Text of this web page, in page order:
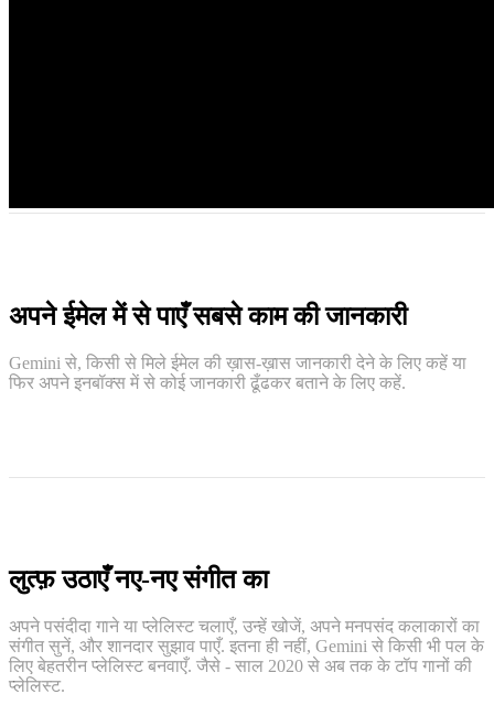
अपने ईमेल में से पाएँ सबसे काम की जानकारी
Gemini से, किसी से मिले ईमेल की ख़ास-ख़ास जानकारी देने के लिए कहें या
फिर अपने इनबॉक्स में से कोई जानकारी ढूँढकर बताने के लिए कहें.
लुत्फ़ उठाएँ नए-नए संगीत का
अपने पसंदीदा गाने या प्लेलिस्ट चलाएँ, उन्हें खोजें, अपने मनपसंद कलाकारों का
संगीत सुनें, और शानदार सुझाव पाएँ. इतना ही नहीं, Gemini से किसी भी पल के
लिए बेहतरीन प्लेलिस्ट बनवाएँ. जैसे - साल 2020 से अब तक के टॉप गानों की
प्लेलिस्ट.